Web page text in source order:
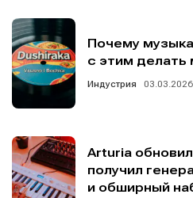
Почему
с этим делать
Индустрия 03.03.2026
Arturia
получил
и обширный